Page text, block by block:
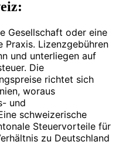
Gesellschaft oder eine
Praxis. Lizenzgebühren
und unterliegen auf
Die
richtet sich
woraus
und
schweizerische
Steuervorteile für
zu Deutschland